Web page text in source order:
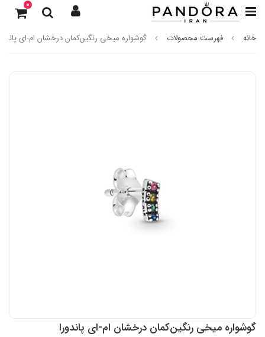
0
خانه فهرست محصولات گوشواره میخی رنگین‌کمان درخشان ام-ای
گوشواره میخی رنگین‌کمان درخشان ام-ای پاندورا